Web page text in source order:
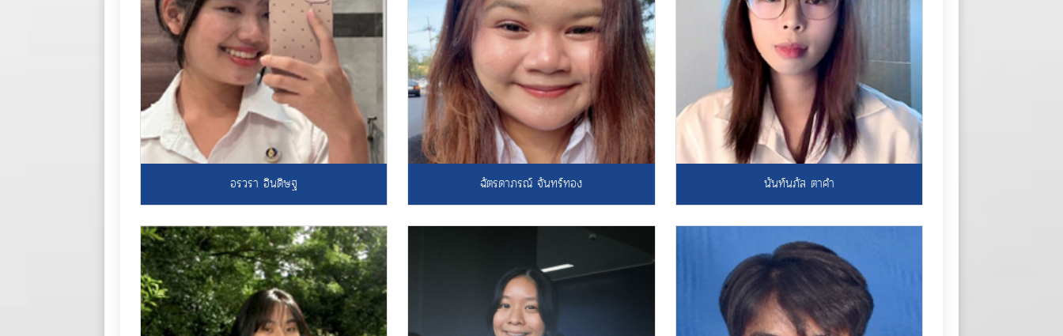
อรวรา อินดิษฐ ฉัตรดาภรณ์ จันทร์ทอง นันท์นภัส ตาคำ